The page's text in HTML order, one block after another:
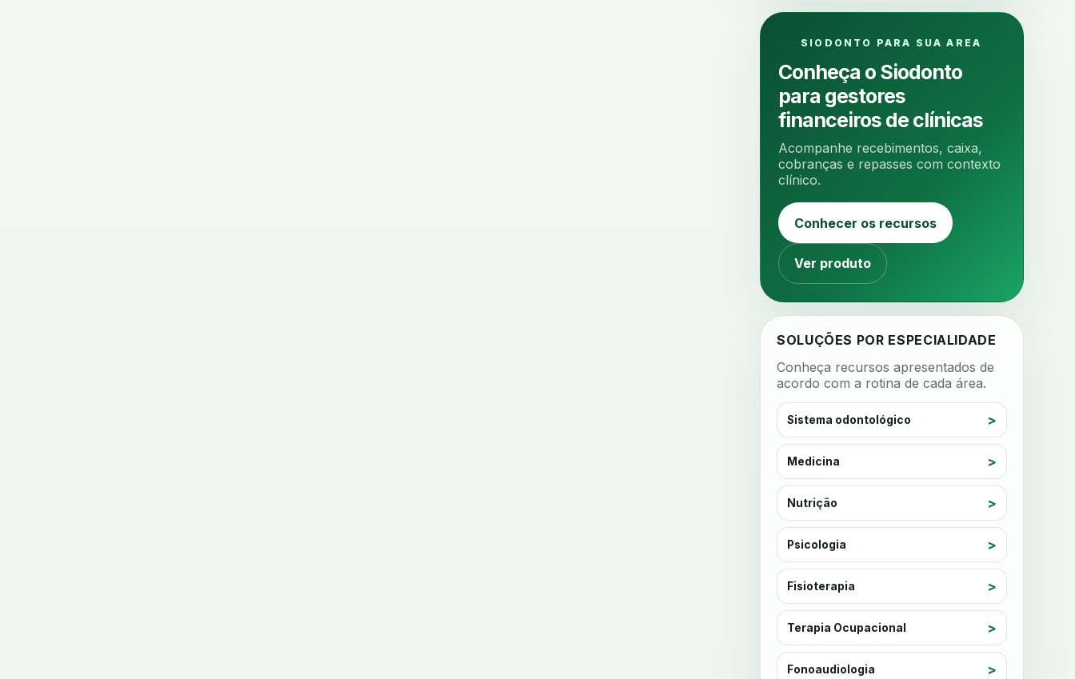
alta digital alta rotacao
ambiente clinico ampliacao
analgesia analgesia digital
analise 3d
analise elementos finitos
analise facial analise funcional
anamnese
anamnese digital
anamnese estruturada
anestesia
anestesia local anotacoes
ansiedade na cadeira
ansiedade no consultorio
ansiedade odontologica
antes e depois
antibioticos
anticoagulantes aparelho intraoral
apdt apertamento diurno
apinhamento dentario apneia
apneia do sono
apps clinicos
SIODONTO PARA SUA AREA
Conheça o Siodonto
para gestores
financeiros de clínicas
Acompanhe recebimentos, caixa,
cobranças e repasses com contexto
clínico.
Conhecer os recursos
Ver produto
SOLUÇÕES POR ESPECIALIDADE
Conheça recursos apresentados de
acordo com a rotina de cada área.
Sistema odontológico
Medicina
Nutrição
Psicologia
Fisioterapia
Terapia Ocupacional
Fonoaudiologia